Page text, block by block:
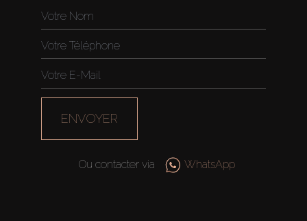
ENVOYER
Ou contacter via WhatsApp